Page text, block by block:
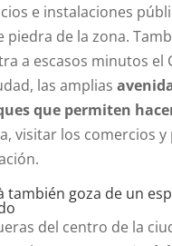
e instalaciones
piedra de la zona.
a escasos minutos el
las amplias
que permiten
visitar los comercios
también goza de un
del centro de la